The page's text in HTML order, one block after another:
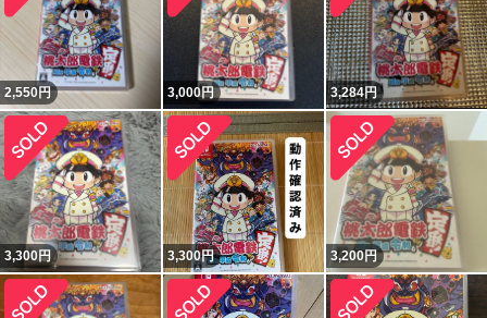
2,550円 3,000円 3,284円
3,300円 3,300円 3,200円